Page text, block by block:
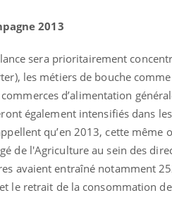
2013
sera prioritairement
les métiers de bouche
d’alimentation
également intensifiés dans
qu’en 2013, cette même
de l'Agriculture au sein des
avaient entraîné notamment
le retrait de la consommation
sieste empêche-t-elle
dormir la nuit ?
: la fin du comprimé
les jours se profile-t-
enfin ?
votre ventre